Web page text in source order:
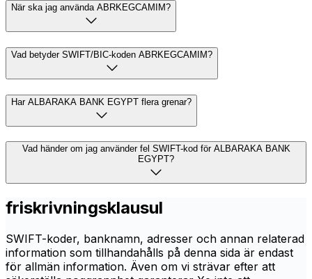
När ska jag använda ABRKEGCAMIM?
Vad betyder SWIFT/BIC-koden ABRKEGCAMIM?
Har ALBARAKA BANK EGYPT flera grenar?
Vad händer om jag använder fel SWIFT-kod för ALBARAKA BANK
EGYPT?
friskrivningsklausul
SWIFT-koder, banknamn, adresser och annan relaterad
information som tillhandahålls på denna sida är endast
för allmän information. Även om vi strävar efter att